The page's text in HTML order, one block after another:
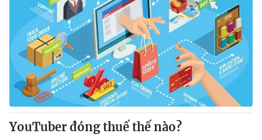
® Cấm sao chép dưới mọi hình thức nếu không có sự chấp
thuận bằng văn bản. Ghi rõ nguồn VTV.vn khi phát hành lại
YouTuber đóng thuế thế nào?